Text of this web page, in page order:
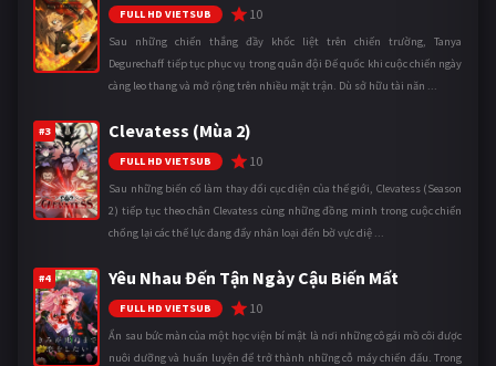
FULL HD VIETSUB 10
Sau những chiến thắng đầy khốc liệt trên chiến trường, Tanya
Degurechaff tiếp tục phục vụ trong quân đội Đế quốc khi cuộc chiến ngày
càng leo thang và mở rộng trên nhiều mặt trận. Dù sở hữu tài năn ...
#3 Clevatess (Mùa 2)
FULL HD VIETSUB 10
Sau những biến cố làm thay đổi cục diện của thế giới, Clevatess (Season
2) tiếp tục theo chân Clevatess cùng những đồng minh trong cuộc chiến
chống lại các thế lực đang đẩy nhân loại đến bờ vực diệ ...
#4 Yêu Nhau Đến Tận Ngày Cậu Biến Mất
FULL HD VIETSUB 10
Ẩn sau bức màn của một học viện bí mật là nơi những cô gái mồ côi được
nuôi dưỡng và huấn luyện để trở thành những cỗ máy chiến đấu. Trong